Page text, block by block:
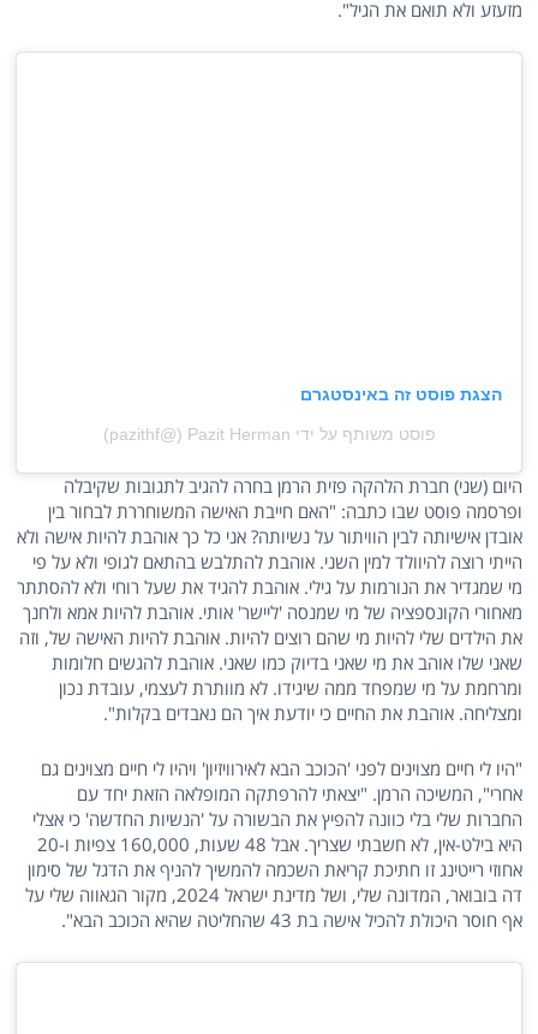
מזעזע ולא תואם את הגיל".
הצגת פוסט זה באינסטגרם
פוסט משותף על ידי ‏‎Pazit Herman‎‏ (@‏‎pazithf‎‏)
היום (שני) חברת הלהקה פזית הרמן בחרה להגיב לתגובות שקיבלה
ופרסמה פוסט שבו כתבה: "האם חייבת האישה המשוחררת לבחור בין
אובדן אישיותה לבין הוויתור על נשיותה? אני כל כך אוהבת להיות אישה ולא
הייתי רוצה להיוולד למין השני. אוהבת להתלבש בהתאם לגופי ולא על פי
מי שמגדיר את הנורמות על גילי. אוהבת להגיד את שעל רוחי ולא להסתתר
מאחורי הקונספציה של מי שמנסה 'ליישר' אותי. אוהבת להיות אמא ולחנך
את הילדים שלי להיות מי שהם רוצים להיות. אוהבת להיות האישה של, וזה
שאני שלו אוהב את מי שאני בדיוק כמו שאני. אוהבת להגשים חלומות
ומרחמת על מי שמפחד ממה שיגידו. לא מוותרת לעצמי, עובדת נכון
ומצליחה. אוהבת את החיים כי יודעת איך הם נאבדים בקלות".
"היו לי חיים מצוינים לפני 'הכוכב הבא לאירוויזיון' ויהיו לי חיים מצוינים גם
אחרי", המשיכה הרמן. "יצאתי להרפתקה המופלאה הזאת יחד עם
החברות שלי בלי כוונה להפיץ את הבשורה על 'הנשיות החדשה' כי אצלי
היא בילט-אין, לא חשבתי שצריך. אבל 48 שעות, 160,000 צפיות ו-20
אחוזי רייטינג זו חתיכת קריאת השכמה להמשיך להניף את הדגל של סימון
דה בובואר, המדונה שלי, ושל מדינת ישראל 2024, מקור הגאווה שלי על
אף חוסר היכולת להכיל אישה בת 43 שהחליטה שהיא הכוכב הבא".